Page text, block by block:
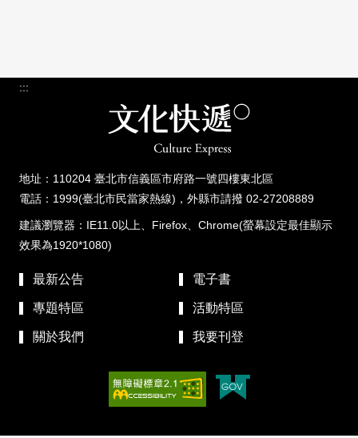
:::
地址：110204 臺北市信義區市府路一號四樓東北區
電話：1999(臺北市民當家熱線)，外縣市請撥 02-27208889
建議瀏覽器：IE11.0以上、Firefox、Chrome(螢幕設定最佳顯示
效果為1920*1080)
最新公告 電子書
專題特區 活動特區
關於我們 我要刊登